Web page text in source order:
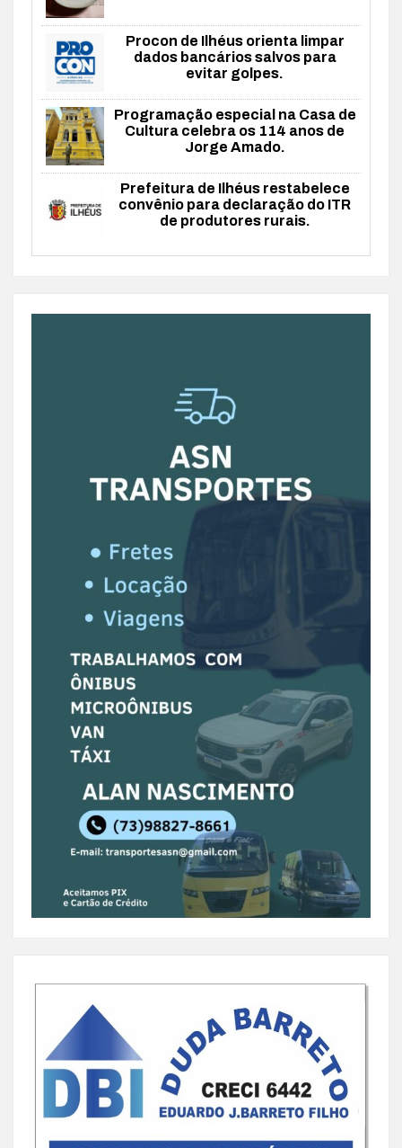
Procon de Ilhéus orienta limpar
dados bancários salvos para
evitar golpes.
Programação especial na Casa de
Cultura celebra os 114 anos de
Jorge Amado.
Prefeitura de Ilhéus restabelece
convênio para declaração do ITR
de produtores rurais.